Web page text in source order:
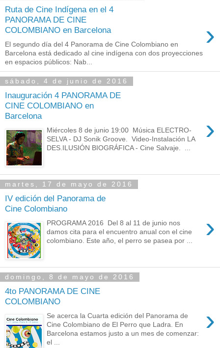
Ruta de Cine Indígena en el 4
PANORAMA DE CINE
COLOMBIANO en Barcelona
›
El segundo día del 4 Panorama de Cine Colombiano en
Barcelona está dedicado al cine indígena con dos proyecciones
en espacios públicos: Nab...
sábado, 4 de junio de 2016
Inauguración 4 PANORAMA DE
CINE COLOMBIANO en
Barcelona
›
Miércoles 8 de junio 19:00 Música ELECTRO-
SELVA - DJ Sonik Groove. Video-Instalación LA
DES.ILUSIÓN BIOGRÁFICA - Cine Salvaje. ...
martes, 17 de mayo de 2016
IV edición del Panorama de
Cine Colombiano
›
PROGRAMA 2016 Del 8 al 11 de junio nos
damos cita para el encuentro anual con el cine
colombiano. Este año, el perro se pasea por ...
domingo, 8 de mayo de 2016
4to PANORAMA DE CINE
COLOMBIANO
›
Se acerca la Cuarta edición del Panorama de
Cine Colombiano de El Perro que Ladra. En
Barcelona estamos justo a un mes de comenzar:
el ...